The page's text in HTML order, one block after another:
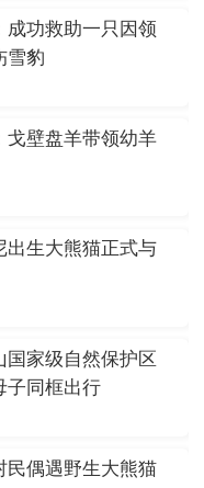
成功救助一只因领
雪豹
戈壁盘羊带领幼羊
出生大熊猫正式与
国家级自然保护区
子同框出行
民偶遇野生大熊猫